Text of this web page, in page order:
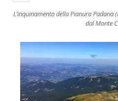
L’inquinamento della Pianura Padana
dal Monte